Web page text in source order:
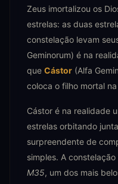
Zeus imortalizou os
estrelas: as duas
constelação levam
Geminorum) é na
que Cástor (Alfa
coloca o filho mortal
Cástor é na realidade
estrelas orbitando
surpreendente de
simples. A
M35, um dos mais